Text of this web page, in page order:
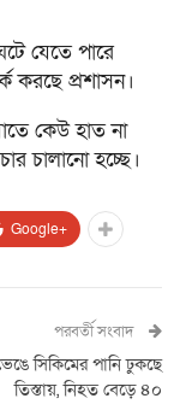
যেতে পারে
করছে প্রশাসন।
কেউ হাত না
চালানো হচ্ছে।
Google+
পরবর্তী সংবাদ
সিকিমের পানি ঢুকছে
তিস্তায়, নিহত বেড়ে ৪০